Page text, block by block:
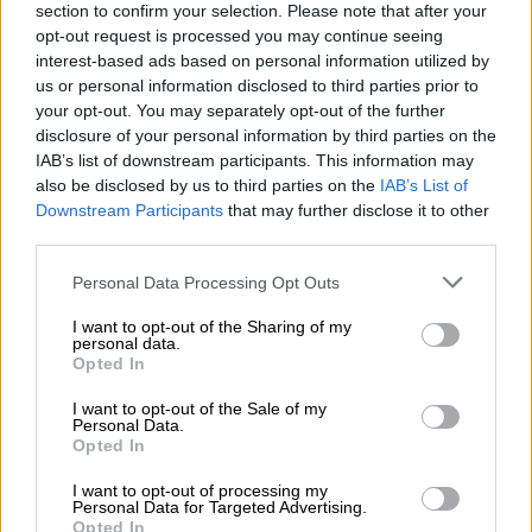
section to confirm your selection. Please note that after your
opt-out request is processed you may continue seeing
interest-based ads based on personal information utilized by
us or personal information disclosed to third parties prior to
your opt-out. You may separately opt-out of the further
disclosure of your personal information by third parties on the
IAB’s list of downstream participants. This information may
also be disclosed by us to third parties on the IAB’s List of
Downstream Participants that may further disclose it to other
Please note that this website/app uses one or more Google
not limited to your visit or usage behaviour. You may click to
grant or deny consent to Google and its third-party tags to
use your data for below specified purposes in below Google
consent section.
Personal Data Processing Opt Outs
I want to opt-out of the Sharing of my
personal data.
Opted In
I want to opt-out of the Sale of my
Personal Data.
Opted In
I want to opt-out of processing my
Personal Data for Targeted Advertising.
Opted In
μας ενθουσιάζει λιγότερο γιατί η
αποτελεσματικότητά του είναι μεν θετική
αλλά μόνο γύρω στο30%».
Πρόσθεσε όμως ότι είναι πραγματικά
εντυπωσιακήηαποτελεσματικότητατου
φαρμάκου τηςPfizerπου αναμένεται στη
χώρα μας τον Μάρτιο καθώς φτάνει στο
90%. Υπενθυμίζεται ότι η λήψη του
φαρμάκου γίνεται από το στόμα με την
εκδήλωση συμπτωμάτων κορονοϊού. Ο
ασθενής παραμένει σπίτι του και περίπου 9
στους 10 γλιτώνουν τη σοβαρή νόσηση.